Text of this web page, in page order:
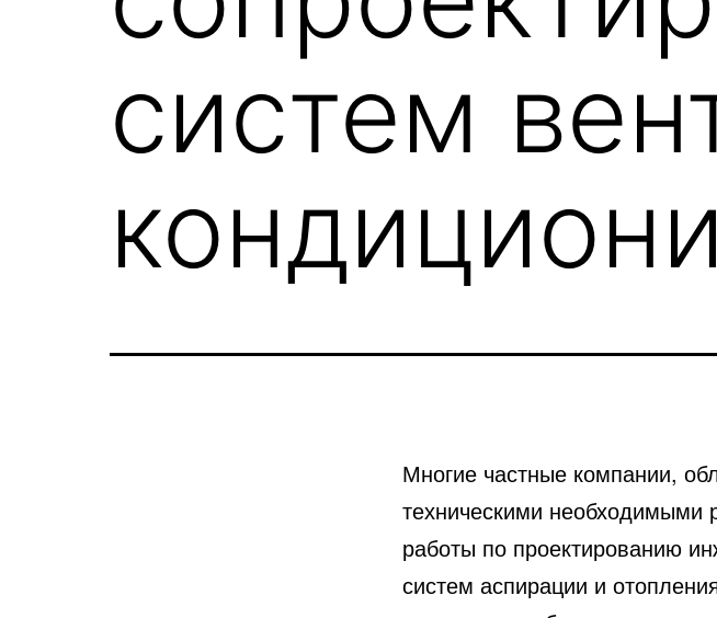
систем
Многие частные компании,
техническими необходимыми
работы по проектированию
систем аспирации и